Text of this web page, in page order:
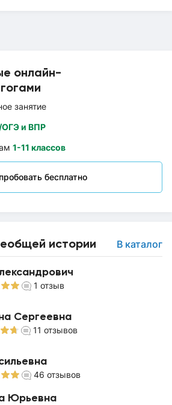
онлайн-
занятие
ОГЭ и ВПР
1-11 классов
бесплатно
истории В каталог
1 отзыв
Сергеевна
11 отзывов
46 отзывов
Юрьевна